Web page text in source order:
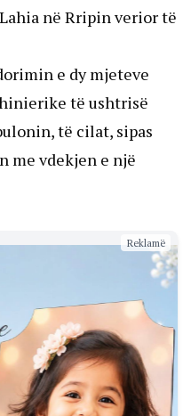
në Rripin verior të
e dy mjeteve
të ushtrisë
të cilat, sipas
me vdekjen e një
Reklamë